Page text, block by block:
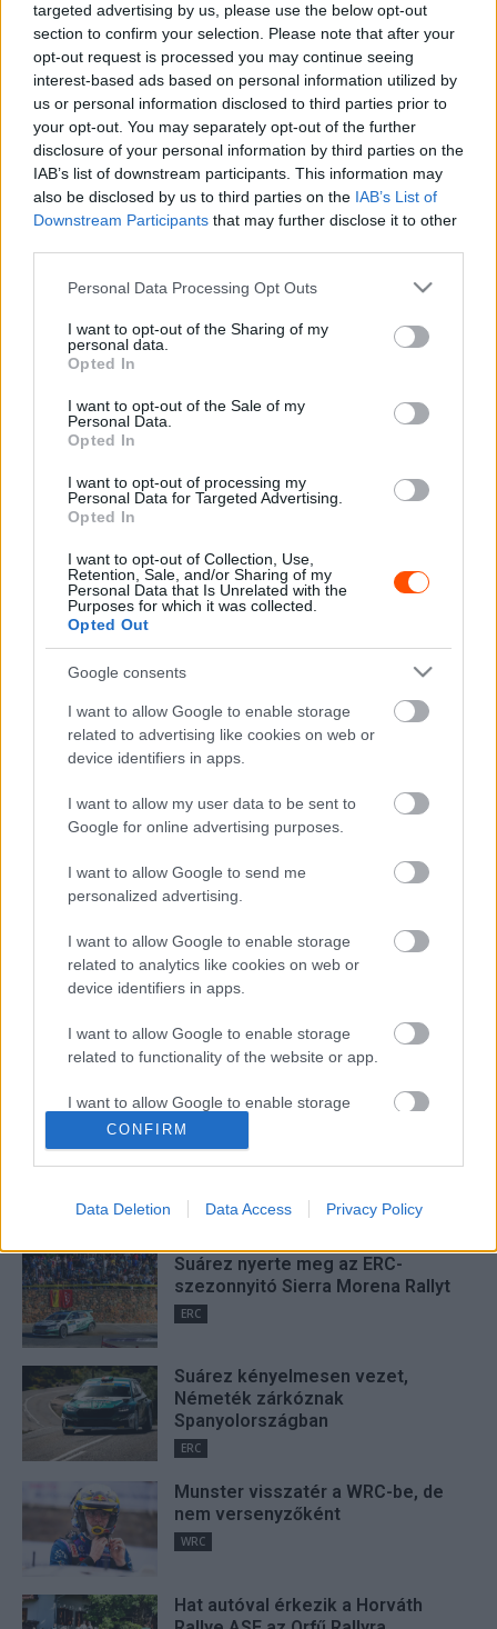
targeted advertising by us, please use the below opt-out
section to confirm your selection. Please note that after your
opt-out request is processed you may continue seeing
interest-based ads based on personal information utilized by
us or personal information disclosed to third parties prior to
your opt-out. You may separately opt-out of the further
disclosure of your personal information by third parties on the
IAB’s list of downstream participants. This information may
also be disclosed by us to third parties on the IAB’s List of
Downstream Participants that may further disclose it to other
Please note that this website/app uses one or more Google
not limited to your visit or usage behaviour. You may click to
grant or deny consent to Google and its third-party tags to
use your data for below specified purposes in below Google
consent section.
Personal Data Processing Opt Outs
I want to opt-out of the Sharing of my
personal data.
Opted In
I want to opt-out of the Sale of my
Personal Data.
Opted In
I want to opt-out of processing my
Personal Data for Targeted Advertising.
Opted In
I want to opt-out of Collection, Use,
Retention, Sale, and/or Sharing of my
Personal Data that Is Unrelated with the
Purposes for which it was collected.
Opted Out
Google consents
I want to allow Google to enable storage
related to advertising like cookies on web or
device identifiers in apps.
I want to allow my user data to be sent to
Google for online advertising purposes.
I want to allow Google to send me
personalized advertising.
I want to allow Google to enable storage
related to analytics like cookies on web or
device identifiers in apps.
I want to allow Google to enable storage
related to functionality of the website or app.
I want to allow Google to enable storage
related to personalization.
I want to allow Google to enable storage
functionality and fraud prevention, and other
CONFIRM
Data Deletion Data Access Privacy Policy
Három helyen tartalmaz érdekességetaz FIA által
közzétett 2024-es F1-es nevezési lista : az Aston
Martinnak és az AlphaTaurinak kicsit, az eddig az Alfa
Romeo brand alatt futó Saubernek nagyot változott a
neve. A silverstone-i istálló főszponzori megállapodást
kötött az Aramco olajipari óriással, így a Cognizant
kikerült a csapat nevéből, így azt 2024-től Aston Martin
Aramco Formula One Teamnek fogják hívni.
Eközben a minden bizonnyal Racing Bullsá vedlő
ugyanis Scuderia AlphaTauri RB-ként szerepel, ahol az
RB vélhetően a Racing Bulls rövidítése. Hogy ez a
megjelenni, az csak ezután, legkésőbb az új autó
bemutatóján derül ki.
A legnagyobb változáson kétségtelenül a Sauber ment át,
de mivel az Audi 2026-ig semmilyen módon nem jelenik
meg az istálló felületein, jövőre az eddigi főszponzor
neve mellé a Kick.com streaming szolgáltatót beemelve
Stake F1 Team Kick Sauber lesz a csapat neve, míg a
2024-es modell Kick Sauber C44 néven fut majd.
A Stake és a Kick.com közös, ausztrál tulajdonban levő,
egymástól független cégek, az idei szezonban pedig a
Stake logói helyett négy futamon a Kick logói jelentek
Alfa Romeo F1 F1 Forma–1
Sauber Motorsport
Scuderia Alpha Tauri
Facebook X
Majer Dániel
FRISS
Suárez nyerte meg az ERC-
szezonnyitó Sierra Morena Rallyt
ERC
Suárez kényelmesen vezet,
Németék zárkóznak
Spanyolországban
ERC
Munster visszatér a WRC-be, de
nem versenyzőként
WRC
Hat autóval érkezik a Horváth